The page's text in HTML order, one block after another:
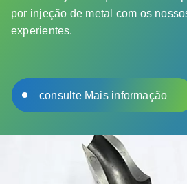
por injeção de metal com os
experientes.
consulte Mais informação